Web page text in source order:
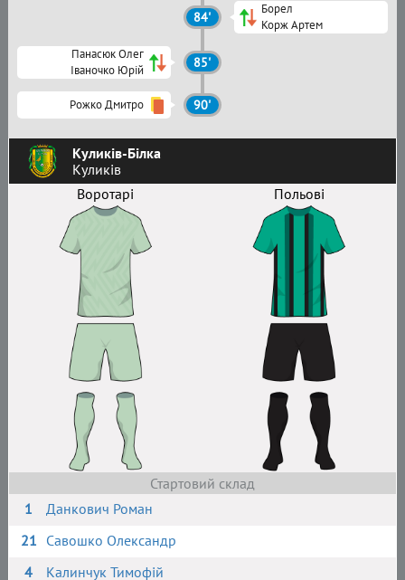
Куликів-Білка
Куликів
Воротарі
Польові
Стартовий склад
1
Данкович Роман
21 Савошко Олександр
4
Калинчук Тимофій
84'
Борел
Корж Артем
Панасюк Олег
Іваночко Юрій
85'
Рожко Дмитро 90'